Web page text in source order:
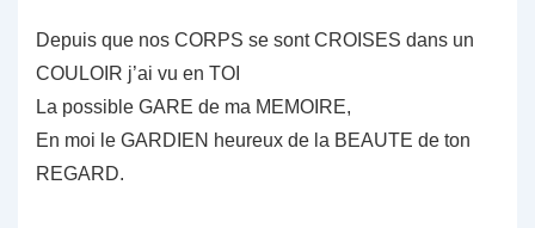
Depuis que nos CORPS se sont CROISES dans un
COULOIR j’ai vu en TOI
La possible GARE de ma MEMOIRE,
En moi le GARDIEN heureux de la BEAUTE de ton
REGARD.